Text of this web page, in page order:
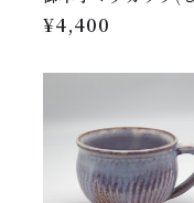
¥4,400